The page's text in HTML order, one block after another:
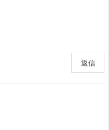
返信